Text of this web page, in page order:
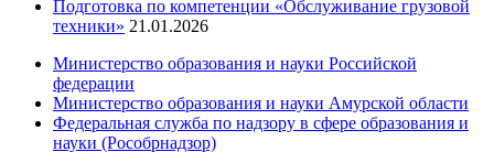
Подготовка по компетенции «Обслуживание грузовой
техники» 21.01.2026
Министерство образования и науки Российской
федерации
Министерство образования и науки Амурской области
Федеральная служба по надзору в сфере образования и
науки (Рособрнадзор)